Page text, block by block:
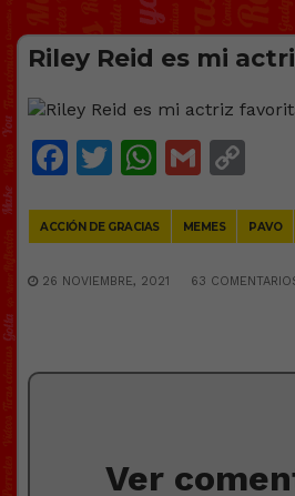
Riley Reid es mi
Facebook
TwitterGmail
ACCIÓN DE GRACIAS MEMES PAVO
26 NOVIEMBRE, 2021 63
Ver